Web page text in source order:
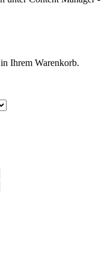
Ihrem Warenkorb.